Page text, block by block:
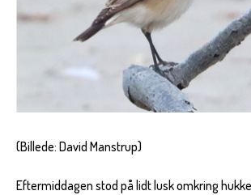
(Billede: David Manstrup)
Eftermiddagen stod på lidt lusk omkring